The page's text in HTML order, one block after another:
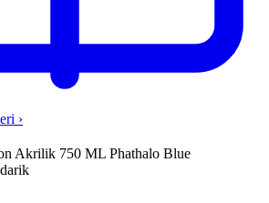
›
Akrilik 750 ML Phathalo Blue